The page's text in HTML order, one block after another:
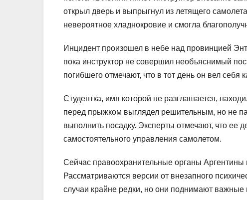
открыл дверь и выпрыгнул из летящего
невероятное хладнокровие и смогла
Инцидент произошел в небе над провинцией
пока инструктор не совершил необъяснимый
погибшего отмечают, что в тот день он вел
Студентка, имя которой не разглашается,
перед прыжком выглядел решительным, но не
выполнить посадку. Эксперты отмечают, что
самостоятельного управления самолетом.
Сейчас правоохранительные органы Аргентины
Рассматриваются версии от внезапного
случаи крайне редки, но они поднимают